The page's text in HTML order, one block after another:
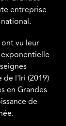
entreprise
ont vu leur
de l'Iri (2019)
en Grandes
de